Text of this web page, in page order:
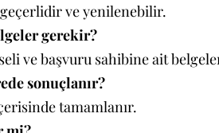
ve yenilenebilir.
gerekir?
ve başvuru sahibine ait
sonuçlanır?
tamamlanır.